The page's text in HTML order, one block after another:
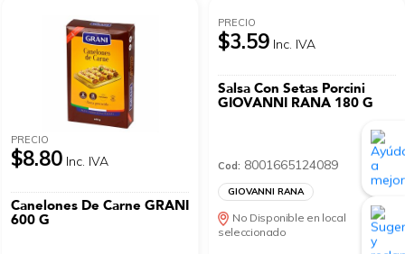
PRECIO
$8.80 Inc. IVA
Canelones De Carne GRANI
600 G
PRECIO
$3.59 Inc. IVA
Salsa Con Setas Porcini
GIOVANNI RANA 180 G
Cod: 8001665124089
GIOVANNI RANA
No Disponible en local
seleccionado